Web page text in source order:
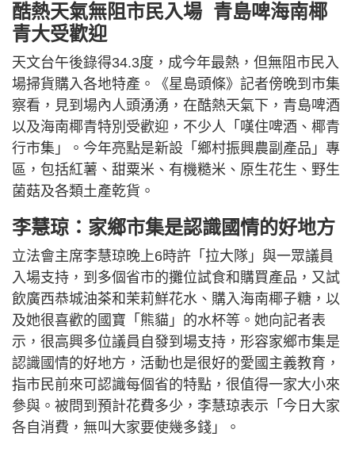
酷熱天氣無阻市民入場 青島啤海南椰
青大受歡迎
天文台午後錄得34.3度，成今年最熱，但無阻市民入
場掃貨購入各地特產。《星島頭條》記者傍晚到市集
察看，見到場內人頭湧湧，在酷熱天氣下，青島啤酒
以及海南椰青特別受歡迎，不少人「嘆住啤酒、椰青
行市集」。今年亮點是新設「鄉村振興農副產品」專
區，包括紅薯、甜粟米、有機糙米、原生花生、野生
菌菇及各類土產乾貨。
李慧琼：家鄉市集是認識國情的好地方
立法會主席李慧琼晚上6時許「拉大隊」與一眾議員
入場支持，到多個省市的攤位試食和購買產品，又試
飲廣西恭城油茶和茉莉鮮花水、購入海南椰子糖，以
及她很喜歡的國寶「熊貓」的水杯等。她向記者表
示，很高興多位議員自發到場支持，形容家鄉市集是
認識國情的好地方，活動也是很好的愛國主義教育，
指市民前來可認識每個省的特點，很值得一家大小來
參與。被問到預計花費多少，李慧琼表示「今日大家
各自消費，無叫大家要使幾多錢」。